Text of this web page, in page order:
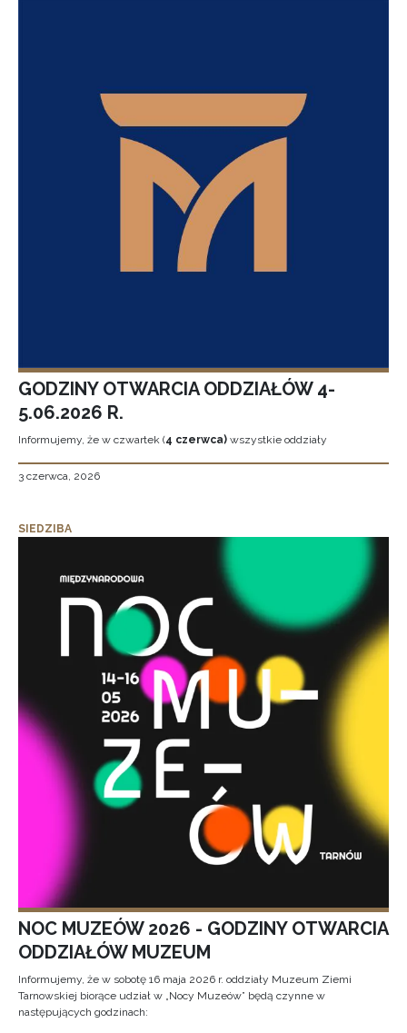
GODZINY OTWARCIA ODDZIAŁÓW 4-
5.06.2026 R.
Informujemy, że w czwartek (4 czerwca) wszystkie oddziały
3 czerwca, 2026
SIEDZIBA
NOC MUZEÓW 2026 - GODZINY OTWARCIA
ODDZIAŁÓW MUZEUM
Informujemy, że w sobotę 16 maja 2026 r. oddziały Muzeum Ziemi
Tarnowskiej biorące udział w „Nocy Muzeów” będą czynne w
następujących godzinach: